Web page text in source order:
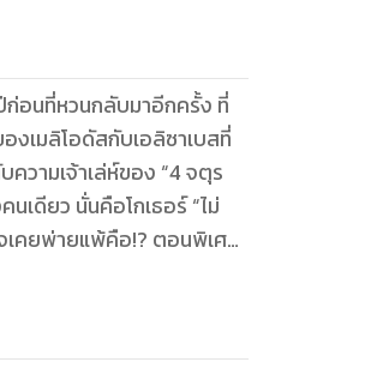
ก่อนที่หวนกลับมาอีกครั้ง ที่
เมลิโอดัสกับเอลิซาเบสที่
ความเจ้าเล่ห์ของ “4 จตุร
เดียว นั่นคือโกเธอร์ “ไม่
เคยพ่ายแพ้คือ!? ตอนพิเศษ